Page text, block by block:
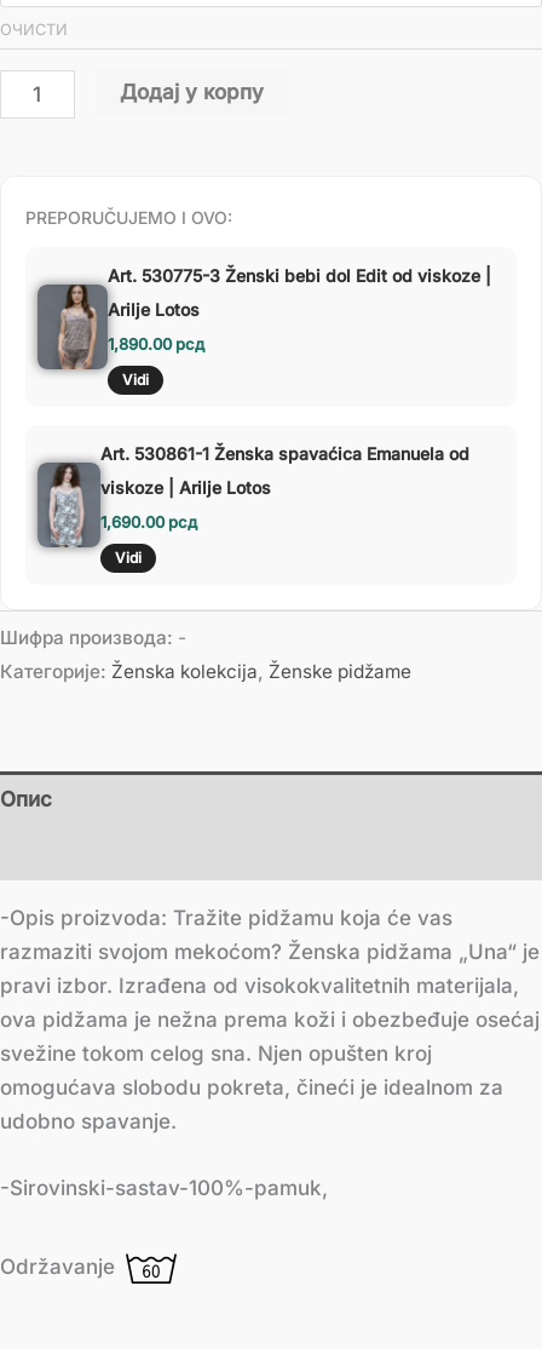
ОЧИСТИ
Додај у корпу
PREPORUČUJEMO I OVO:
Art. 530775-3 Ženski bebi dol Edit od viskoze |
Arilje Lotos
1,890.00рсд
Vidi
Art. 530861-1 Ženska spavaćica Emanuela od
viskoze | Arilje Lotos
1,690.00рсд
Vidi
Шифра производа: -
Категорије: Ženska kolekcija, Ženske pidžame
Опис
-Opis proizvoda: Tražite pidžamu koja će vas
razmaziti svojom mekoćom? Ženska pidžama „Una“ je
pravi izbor. Izrađena od visokokvalitetnih materijala,
ova pidžama je nežna prema koži i obezbeđuje osećaj
svežine tokom celog sna. Njen opušten kroj
omogućava slobodu pokreta, čineći je idealnom za
udobno spavanje.
-Sirovinski-sastav-100%-pamuk,
Održavanje